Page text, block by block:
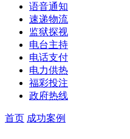
语音通知
速递物流
监狱探视
电台主持
电话支付
电力供热
福彩投注
政府热线
首页 成功案例